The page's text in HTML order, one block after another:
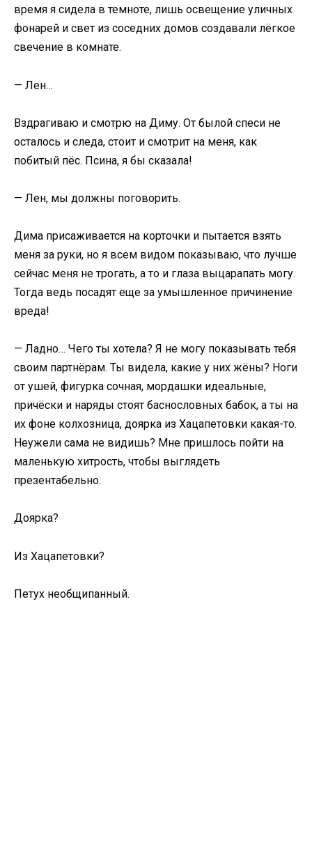
время я сидела в темноте, лишь освещение уличных
фонарей и свет из соседних домов создавали лёгкое
свечение в комнате.
— Лен…
Вздрагиваю и смотрю на Диму. От былой спеси не
осталось и следа, стоит и смотрит на меня, как
побитый пёс. Псина, я бы сказала!
— Лен, мы должны поговорить.
Дима присаживается на корточки и пытается взять
меня за руки, но я всем видом показываю, что лучше
сейчас меня не трогать, а то и глаза выцарапать могу.
Тогда ведь посадят еще за умышленное причинение
вреда!
— Ладно… Чего ты хотела? Я не могу показывать тебя
своим партнёрам. Ты видела, какие у них жёны? Ноги
от ушей, фигурка сочная, мордашки идеальные,
причёски и наряды стоят баснословных бабок, а ты на
их фоне колхозница, доярка из Хацапетовки какая-то.
Неужели сама не видишь? Мне пришлось пойти на
маленькую хитрость, чтобы выглядеть
презентабельно.
Доярка?
Из Хацапетовки?
Петух необщипанный.